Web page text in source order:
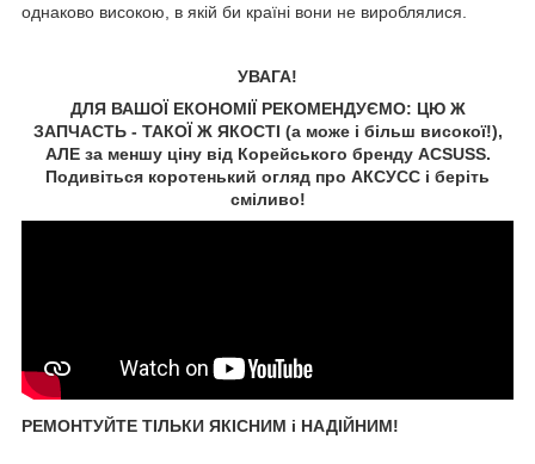
однаково високою, в якій би країні вони не вироблялися.
УВАГА!
ДЛЯ ВАШОЇ ЕКОНОМІЇ РЕКОМЕНДУЄМО: ЦЮ Ж
ЗАПЧАСТЬ - ТАКОЇ Ж ЯКОСТІ (а може і більш високої!),
АЛЕ за меншу ціну від Корейського бренду ACSUSS.
Подивіться коротенький огляд про АКСУCC і беріть
сміливо!
РЕМОНТУЙТЕ ТІЛЬКИ ЯКІСНИМ і НАДІЙНИМ!